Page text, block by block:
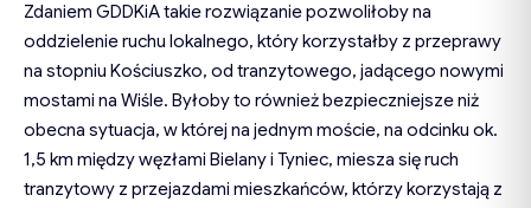
Zdaniem GDDKiA takie rozwiązanie pozwoliłoby na
oddzielenie ruchu lokalnego, który korzystałby z przeprawy
na stopniu Kościuszko, od tranzytowego, jadącego nowymi
mostami na Wiśle. Byłoby to również bezpieczniejsze niż
obecna sytuacja, w której na jednym moście, na odcinku ok.
1,5 km między węzłami Bielany i Tyniec, miesza się ruch
tranzytowy z przejazdami mieszkańców, którzy korzystają z